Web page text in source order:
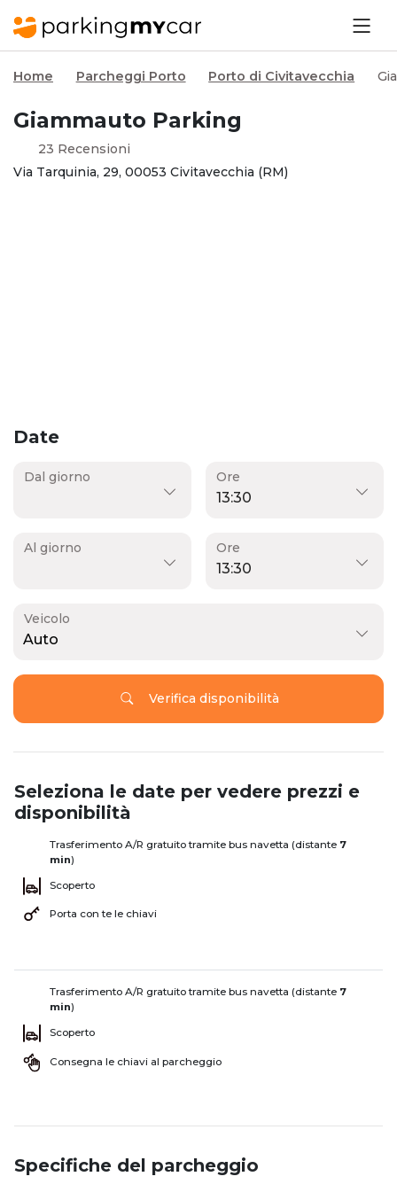
Home Parcheggi Porto Porto di Civitavecchia
Giammauto Parking
23 Recensioni
Via Tarquinia, 29, 00053 Civitavecchia (RM)
Date
Dal giorno Ore
Al giorno Ore
Veicolo
Auto
Verifica disponibilità
Seleziona le date per vedere prezzi e
disponibilità
Trasferimento A/R gratuito tramite bus navetta (distante 7
min)
Scoperto
Porta con te le chiavi
Trasferimento A/R gratuito tramite bus navetta (distante 7
min)
Scoperto
Consegna le chiavi al parcheggio
Specifiche del parcheggio